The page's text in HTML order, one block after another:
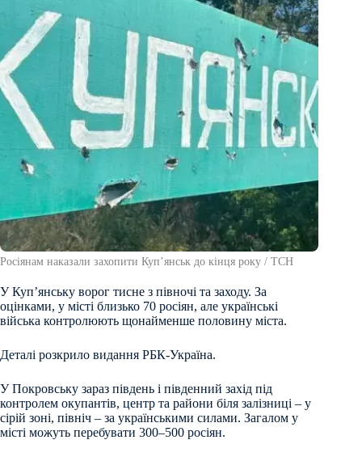
Росіянам наказали захопити Купʼянськ до кінця року / ТСН
У Куп’янську ворог тисне з півночі та заходу. За
оцінками, у місті близько 70 росіян, але українські
війська контролюють щонайменше половину міста.
Деталі розкрило видання РБК-Україна.
У Покровську зараз південь і південний захід під
контролем окупантів, центр та райони біля залізниці – у
сірій зоні, північ – за українськими силами. Загалом у
місті можуть перебувати 300–500 росіян.